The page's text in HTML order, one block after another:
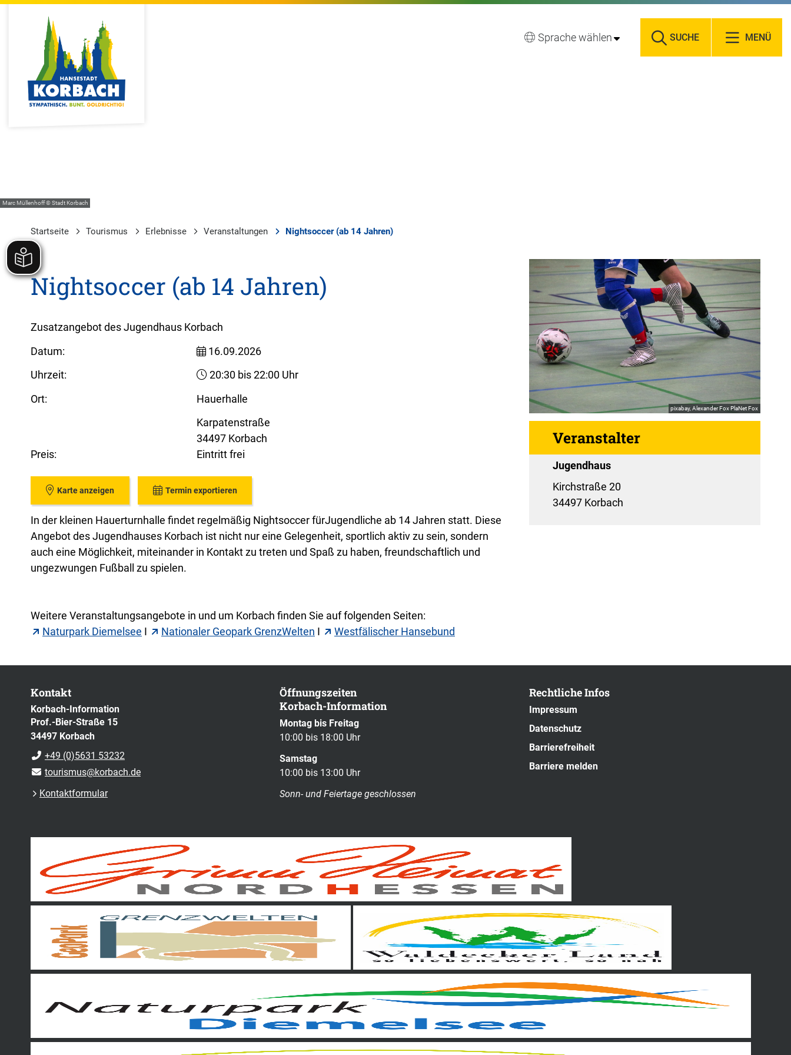
Sprache wählen SUCHE MENÜ
Marc Müllenhoff © Stadt Korbach
Startseite Tourismus Erlebnisse Veranstaltungen Nightsoccer (ab 14 Jahren)
Nightsoccer (ab 14 Jahren)
Zusatzangebot des Jugendhaus Korbach
Datum:
16.09.2026
Uhrzeit:
20:30 bis 22:00 Uhr
Ort:
Hauerhalle
Karpatenstraße
34497 Korbach
Preis:
Eintritt frei
Karte anzeigen Termin exportieren
In der kleinen Hauerturnhalle findet regelmäßig Nightsoccer fürJugendliche ab 14 Jahren statt. Diese
Angebot des Jugendhauses Korbach ist nicht nur eine Gelegenheit, sportlich aktiv zu sein, sondern
auch eine Möglichkeit, miteinander in Kontakt zu treten und Spaß zu haben, freundschaftlich und
ungezwungen Fußball zu spielen.
pixabay, Alexander Fox PlaNet Fox
Veranstalter
Jugendhaus
Kirchstraße 20
34497 Korbach
Weitere Veranstaltungsangebote in und um Korbach finden Sie auf folgenden Seiten:
Naturpark Diemelsee I Nationaler Geopark GrenzWelten I Westfälischer Hansebund
Kontakt
Korbach-Information
Prof.-Bier-Straße 15
34497 Korbach
+49 (0)5631 53232
tourismus@korbach.de
Kontaktformular
Öffnungszeiten
Korbach-Information
Montag bis Freitag
10:00 bis 18:00 Uhr
Samstag
10:00 bis 13:00 Uhr
Sonn- und Feiertage geschlossen
Rechtliche Infos
Impressum
Datenschutz
Barrierefreiheit
Barriere melden